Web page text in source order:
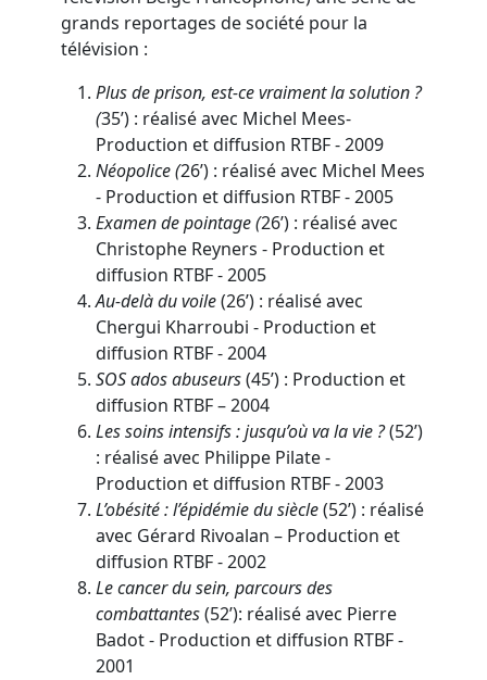
grands reportages de société pour la
télévision :
Plus de prison, est-ce vraiment la solution ?
(35’) : réalisé avec Michel Mees-
Production et diffusion RTBF - 2009
Néopolice (26’) : réalisé avec Michel Mees
- Production et diffusion RTBF - 2005
Examen de pointage (26’) : réalisé avec
Christophe Reyners - Production et
diffusion RTBF - 2005
Au-delà du voile(26’) : réalisé avec
Chergui Kharroubi - Production et
diffusion RTBF - 2004
SOS ados abuseurs(45’) : Production et
diffusion RTBF – 2004
Les soins intensifs : jusqu’où va la vie ?(52’)
: réalisé avec Philippe Pilate -
Production et diffusion RTBF - 2003
L’obésité : l’épidémie du siècle(52’) : réalisé
avec Gérard Rivoalan – Production et
diffusion RTBF - 2002
Le cancer du sein, parcours des
combattantes(52’): réalisé avec Pierre
Badot - Production et diffusion RTBF -
2001